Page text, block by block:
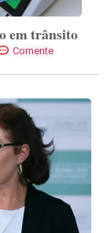
em trânsito
Comente